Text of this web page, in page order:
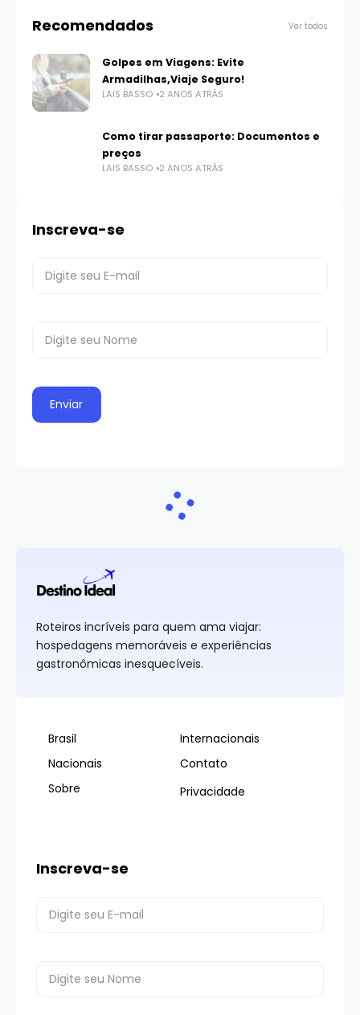
Recomendados Ver todos
Golpes em Viagens: Evite
Armadilhas,Viaje Seguro!
LAIS BASSO 2 ANOS ATRÁS
Como tirar passaporte: Documentos e
preços
LAIS BASSO 2 ANOS ATRÁS
Inscreva-se
O que fazer em Veneza,
15 DE JULHO DE 2024
Veneza é um destino surpreendente, que
encanta até os viajantes mais exigentes.
Esta cidade italiana, famosa por seus
cenário único e inconfundível em
comparação com outros lugares do
mundo.
famosa por seus canais e pontes, faz parte de um
único e inconfundível em comparação com outros
Em vez de carros nas